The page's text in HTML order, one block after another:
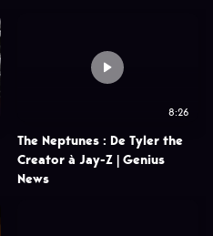
8:26
The Neptunes : De Tyler the
Creator à Jay-Z | Genius
News